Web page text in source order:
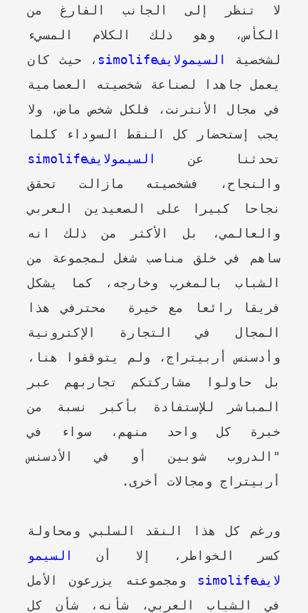
لا تنظر إلى الجانب الفارغ من
الكأس، وهو ذلك الكلام المسيء
لشخصية
السيمولايفsimolife
، حيث كان
يعمل جاهدا لصناعة شخصيته العصامية
في مجال الأنترنت، فلكل شخص ماض، ولا
يجب إستحضار كل النقط السوداء كلما
تحدثنا عن
السيمولايفsimolife
والنجاح، فشخصيته مازالت تحقق
نجاحا كبيرا على الصعيدين العربي
والعالمي، بل الأكثر من ذلك انه
ساهم في خلق مناصب شغل لمجموعة من
الشباب بالمغرب وخارجه، كما يشكل
فريقا رائعا مع خيرة محترفي هذا
المجال في التجارة الإكترونية
وأدسنس أربيتراج، ولم يتوقفوا هنا،
بل حاولوا مشاركتكم تجاربهم عبر
المباشر للإستفادة بأكبر نسبة من
خبرة كل واحد منهم، سواء في
"الدروب شوبين أو في الأدسنس
أربيتراج ومجالات أخرى.
ورغم كل هذا النقد السلبي ومحاولة
كسر الخواطر، إلا أن
السيمو
لايفsimolife
ومجموعته يزرعون الأمل
في الشباب العربي، شأنه، شأن كل